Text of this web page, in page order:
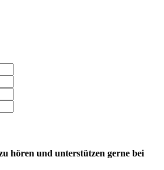
hören und unterstützen gerne bei